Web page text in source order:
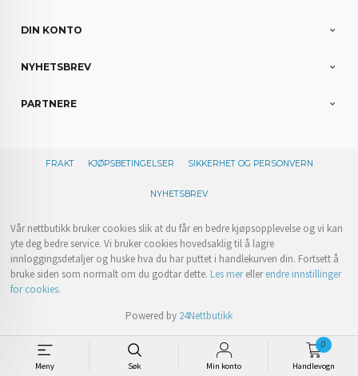
Meny Søk Min konto Handlevogn
0
DIN KONTO
NYHETSBREV
PARTNERE
FRAKT KJØPSBETINGELSER SIKKERHET OG PERSONVERN
NYHETSBREV
Vår nettbutikk bruker cookies slik at du får en bedre kjøpsopplevelse og vi kan
yte deg bedre service. Vi bruker cookies hovedsaklig til å lagre
innloggingsdetaljer og huske hva du har puttet i handlekurven din. Fortsett å
bruke siden som normalt om du godtar dette. Les merellerendre innstillinger
for cookies.
Powered by 24Nettbutikk